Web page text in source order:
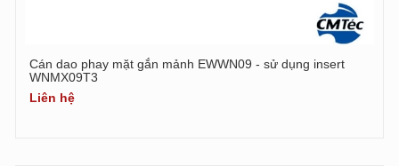
Cán dao phay mặt gắn mảnh EWWN09 - sử dụng insert
WNMX09T3
Liên hệ